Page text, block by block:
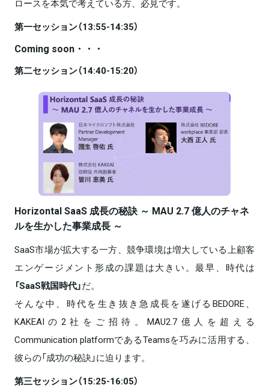
ロースを本気で考えている方、必見です。
第一セッション（13:55-14:35）
Coming soon・・・
第二セッション（14:40-15:20）
Horizontal SaaS 成⾧の秘訣 ～ MAU 2.7 億人のチャネ
ルを生かした事業成⾧ ～
SaaS市場が拡大する一方、競争環境は増大している上顧客
エンゲージメント形成の課題は大きい。最早、時代は
「SaaS戦国時代」だ。
そんな中、時代を生き抜き急成長を遂げるBEDORE、
KAKEAIの2社をご招待。MAU2.7億人を超える
Communication platformであるTeamsを巧みに活用する、
彼らの「成功の秘訣」に迫ります。
第三セッション（15:25-16:05）